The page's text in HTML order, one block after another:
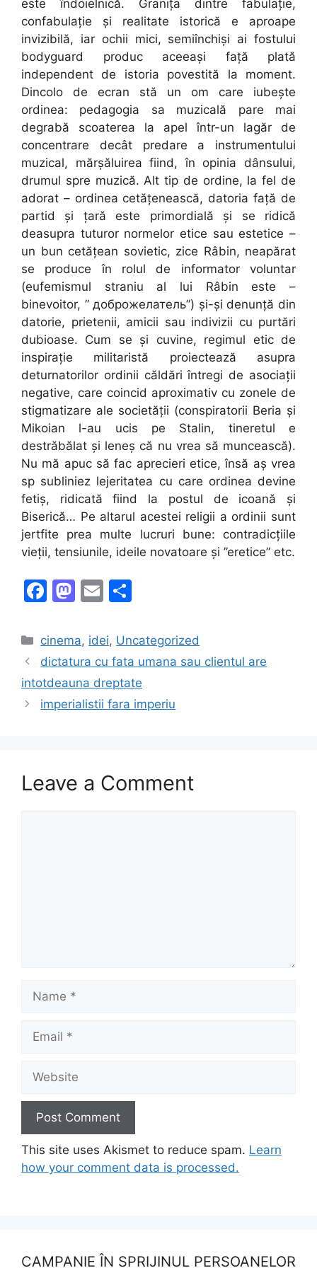
este îndoielnică. Granița dintre fabulație,
confabulație și realitate istorică e aproape
invizibilă, iar ochii mici, semiînchiși ai fostului
bodyguard produc aceeași față plată
independent de istoria povestită la moment.
Dincolo de ecran stă un om care iubește
ordinea: pedagogia sa muzicală pare mai
degrabă scoaterea la apel într-un lagăr de
concentrare decât predare a instrumentului
muzical, mărșăluirea fiind, în opinia dânsului,
drumul spre muzică. Alt tip de ordine, la fel de
adorat – ordinea cetățenească, datoria față de
partid și țară este primordială și se ridică
deasupra tuturor normelor etice sau estetice –
un bun cetățean sovietic, zice Râbin, neapărat
se produce în rolul de informator voluntar
(eufemismul straniu al lui Râbin este –
binevoitor, ” доброжелатель”) și-și denunță din
datorie, prietenii, amicii sau indivizii cu purtări
dubioase. Cum se și cuvine, regimul etic de
inspirație militaristă proiectează asupra
deturnatorilor ordinii căldări întregi de asociații
negative, care coincid aproximativ cu zonele de
stigmatizare ale societății (conspiratorii Beria și
Mikoian l-au ucis pe Stalin, tineretul e
destrăbălat și leneș că nu vrea să muncească).
Nu mă apuc să fac aprecieri etice, însă aș vrea
sp subliniez lejeritatea cu care ordinea devine
fetiș, ridicată fiind la postul de icoană și
Biserică… Pe altarul acestei religii a ordinii sunt
jertfite prea multe lucruri bune: contradicțiile
vieții, tensiunile, ideile novatoare și ”eretice” etc.
F
c
e
b
o
M
st
o
d
o
E
ai
l
ar
e
Categories
cinema, idei, Uncategorized
dictatura cu fata umana sau clientul are
intotdeauna dreptate
imperialistii fara imperiu
Leave a Comment
This site uses Akismet to reduce spam. Learn
how your comment data is processed.
CAMPANIE ÎN SPRIJINUL PERSOANELOR